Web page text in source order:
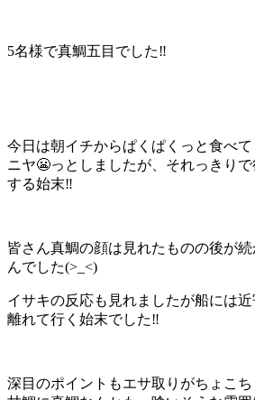
5名様で真鯛五目でした‼️
今日は朝イチからぱくぱくっと食べ
ニヤ😬っとしましたが、それっきり
する始末‼️
皆さん真鯛の顔は見れたものの後が
んでした(>_<)
イサキの反応も見れましたが船には
離れて行く始末でした‼️
深目のポイントもエサ取りがちょこ